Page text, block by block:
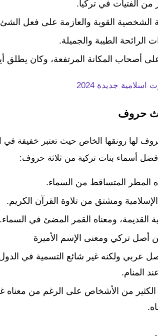
من الفتيات في تركيا.
الشخصية القوية والعازمة على فعل
الرائحة الطيبة والجميلة.
أصحاب المكانة المرتفعة، وكان
جديدة 2024
حروف
لها رونقها الخاص حيث تعتبر خفيفة في
أفضل أسماء بنات تركية من ثلاثة حروف:
المطر المتساقط من السماء.
الإسلامية ومشتق من تلاوة القرآن الكريم.
القديمة، ومعناه القمر المضئ في السماء.
أصل تركي ومعنى الإسم الأميرة
ولكنه غير شائع التسمية في الدول
المنام.
من الأشخاص على الرغم من معناه